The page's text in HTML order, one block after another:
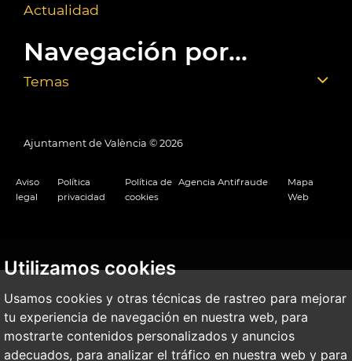
Utilizamos cookies
Usamos cookies y otras técnicas de rastreo para mejorar
tu experiencia de navegación en nuestra web, para
mostrarte contenidos personalizados y anuncios
adecuados, para analizar el tráfico en nuestra web y para
Actualidad
Navegación por...
Temas
Ajuntament de València © 2026
Aviso
legal
Política
privacidad
Política de
cookies
Agencia Antifraude
Mapa
Web